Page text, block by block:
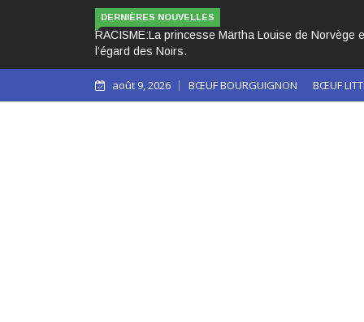
DERNIÈRES NOUVELLES
les yeux sur le racisme qui persiste à LES 3 PAPES NOIRS
août 9, 2026 BŒUF BOURGUIGNON BŒUF